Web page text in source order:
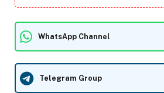
WhatsApp Channel
Telegram Group